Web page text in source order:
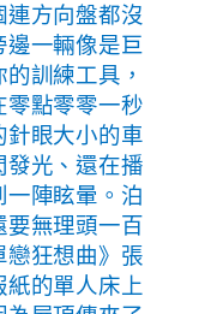
方向盤都沒
一輛像是巨
訓練工具，
點零零一秒
眼大小的車
光、還在播
陣眩暈。泊
無理頭一百
狂想曲》張
的單人床上